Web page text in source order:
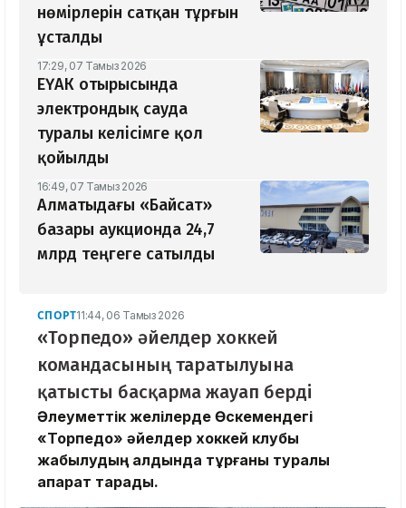
нөмірлерін сатқан тұрғын
ұсталды
17:29, 07 Тамыз 2026
ЕҮАК отырысында
электрондық сауда
туралы келісімге қол
қойылды
16:49, 07 Тамыз 2026
Алматыдағы «Байсат»
базары аукционда 24,7
млрд теңгеге сатылды
СПОРТ11:44, 06 Тамыз 2026
«Торпедо» әйелдер хоккей
командасының таратылуына
қатысты басқарма жауап берді
Әлеуметтік желілерде Өскемендегі
«Торпедо» әйелдер хоккей клубы
жабылудың алдында тұрғаны туралы
ақпарат тарады.